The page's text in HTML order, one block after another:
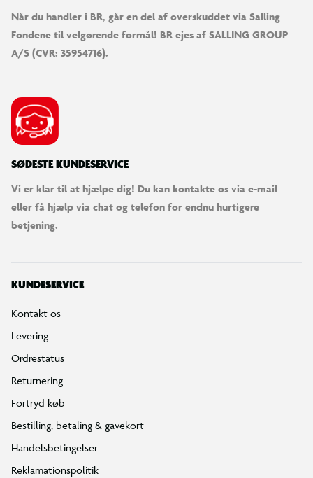
Når du handler i BR, går en del af overskuddet via Salling
Fondene til velgørende formål! BR ejes af SALLING GROUP
A/S (CVR: 35954716).
SØDESTE KUNDESERVICE
Vi er klar til at hjælpe dig! Du kan kontakte os via e-mail
eller få hjælp via chat og telefon for endnu hurtigere
betjening.
KUNDESERVICE
Kontakt os
Levering
Ordrestatus
Returnering
Fortryd køb
Bestilling, betaling & gavekort
Handelsbetingelser
Reklamationspolitik